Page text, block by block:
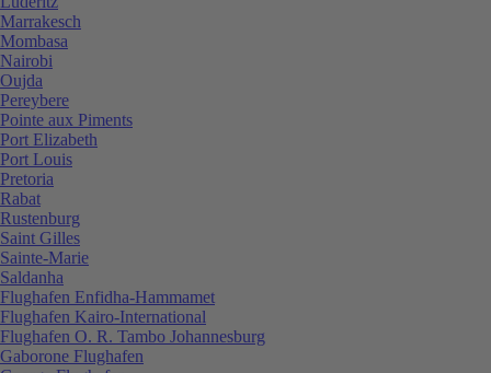
Marrakesch
Mombasa
Nairobi
Oujda
Pereybere
Pointe aux Piments
Port Elizabeth
Port Louis
Pretoria
Rabat
Rustenburg
Saint Gilles
Sainte-Marie
Saldanha
Flughafen Enfidha-Hammamet
Flughafen Kairo-International
Flughafen O. R. Tambo Johannesburg
Gaborone Flughafen